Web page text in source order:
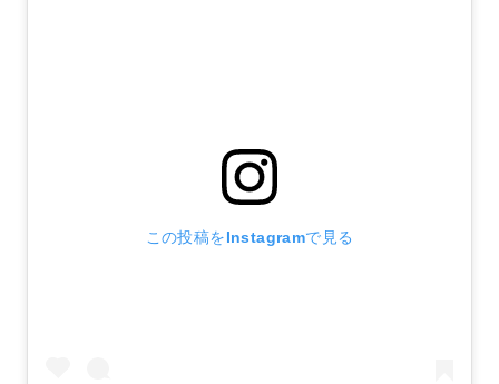
この投稿をInstagramで見る